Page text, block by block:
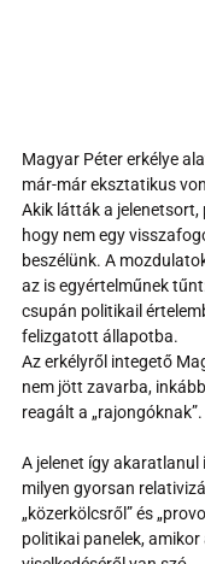
Magyar Péter erkélye
már-már eksztatikus
Akik látták a
hogy nem egy
beszélünk. A
az is egyértelműnek
csupán politikail
felizgatott állapotba.
Az erkélyről integető
nem jött zavarba,
reagált a „rajongóknak”.
A jelenet így
milyen gyorsan
„közerkölcsről” és
politikai panelek,